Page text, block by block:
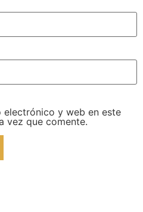
electrónico y web en este
vez que comente.